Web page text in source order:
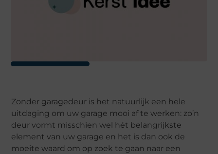
Zonder garagedeur is het natuurlijk een hele
uitdaging om uw garage mooi af te werken: zo’n
deur vormt misschien wel hét belangrijkste
element van uw garage en het is dan ook de
moeite waard om op zoek te gaan naar een